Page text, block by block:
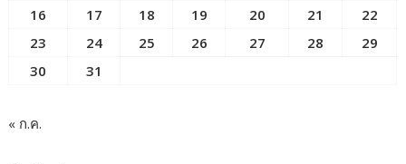
16
17 18 19 20 21
22
23
24 25 26 27 28
29
30
31
« ก.ค.